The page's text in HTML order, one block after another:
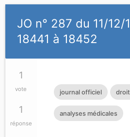
JO n° 287 du 11/
18441 à 18452
1
vote
1
réponse
journal officiel
analyses médicales